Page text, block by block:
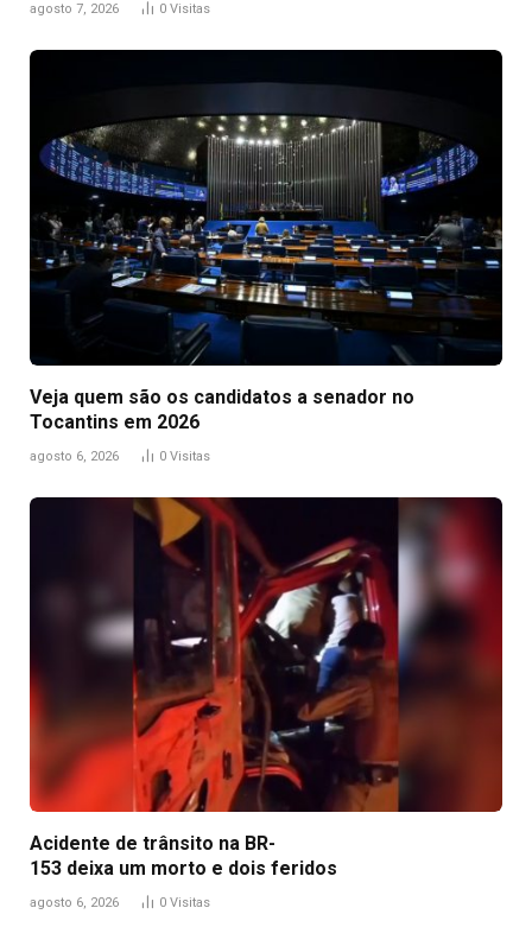
agosto 7, 2026 0 Visitas
Veja quem são os candidatos a senador no
Tocantins em 2026
agosto 6, 2026 0 Visitas
Acidente de trânsito na BR-
153 deixa um morto e dois feridos
agosto 6, 2026 0 Visitas